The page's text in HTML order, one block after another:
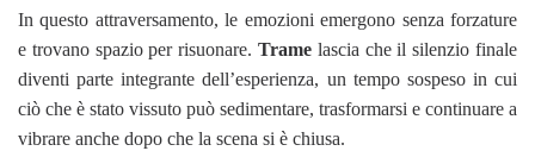
In questo attraversamento, le emozioni emergono senza forzature
e trovano spazio per risuonare. Trame lascia che il silenzio finale
diventi parte integrante dell’esperienza, un tempo sospeso in cui
ciò che è stato vissuto può sedimentare, trasformarsi e continuare a
vibrare anche dopo che la scena si è chiusa.